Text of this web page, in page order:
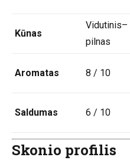
Kūnas
Vidutinis–
pilnas
Aromatas 8 / 10
Saldumas 6 / 10
Skonio profilis